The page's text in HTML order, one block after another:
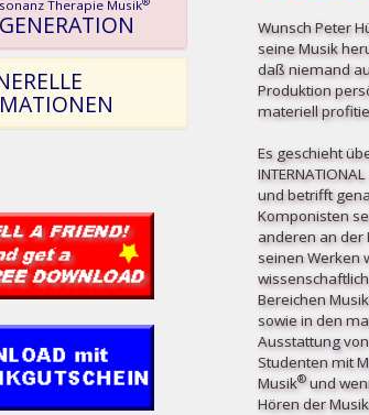
Therapie Musik
Wunsch Peter
seine Musik
daß niemand
Produktion
materiell
Es geschieht
und betrifft
Komponisten
anderen an der
seinen Werken
Bereichen
sowie in den
Ausstattung
Studenten mit
Musik®und
Hören der